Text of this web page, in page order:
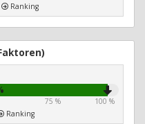
Ranking
75 %
100 %
Ranking